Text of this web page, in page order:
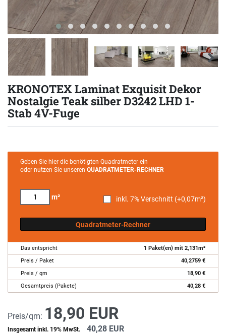
KRONOTEX Laminat Exquisit Dekor
Nostalgie Teak silber D3242 LHD 1-
Stab 4V-Fuge
Geben Sie hier die benötigten Quadratmeter ein
oder nutzen Sie unseren QUADRATMETER-RECHNER
m² inkl. 7% Verschnitt (+0,07m²)
Quadratmeter-Rechner
Das entspricht 1 Paket(en) mit 2,131m²
Preis / Paket
40,2759 €
Preis / qm
18,90 €
Gesamtpreis (Pakete)
40,28 €
Preis/qm: 18,90 EUR
Insgesamt inkl. 19% MwSt. 40,28 EUR